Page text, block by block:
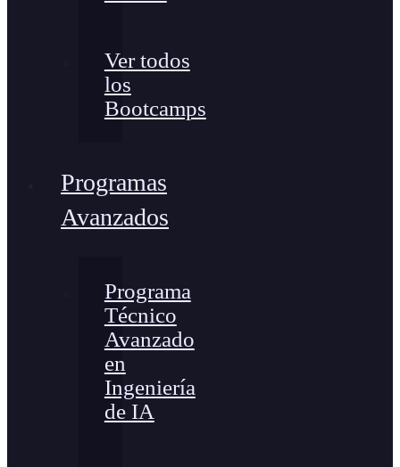
Ver todos
los
Bootcamps
Programas
Avanzados
Programa
Técnico
Avanzado
en
Ingeniería
de IA